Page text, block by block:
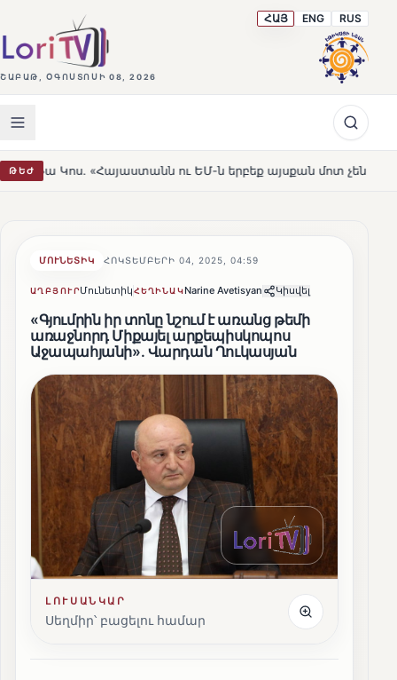
ՇԱԲԱԹ, ՕԳՈՍՏՈՍԻ 08, 2026
ՀԱՅ ENG RUS
ԹԵԺ ու ԵՄ-ն երբեք այսքան մոտ չեն եղել» HOT
ՄՈՒՆԵՏԻԿ ՀՈԿՏԵՄԲԵՐԻ 04, 2025, 04:59
ԱՂԲՅՈՒՐՄունետիկՀԵՂԻՆԱԿNarine Avetisyan Կիսվել
«Գյումրին իր տոնը նշում է առանց թեմի
առաջնորդ Միքայել արքեպիսկոպոս
Աջապահյանի»․ Վարդան Ղուկասյան
ԼՈՒՍԱՆԿԱՐ
Սեղմիր՝ բացելու համար